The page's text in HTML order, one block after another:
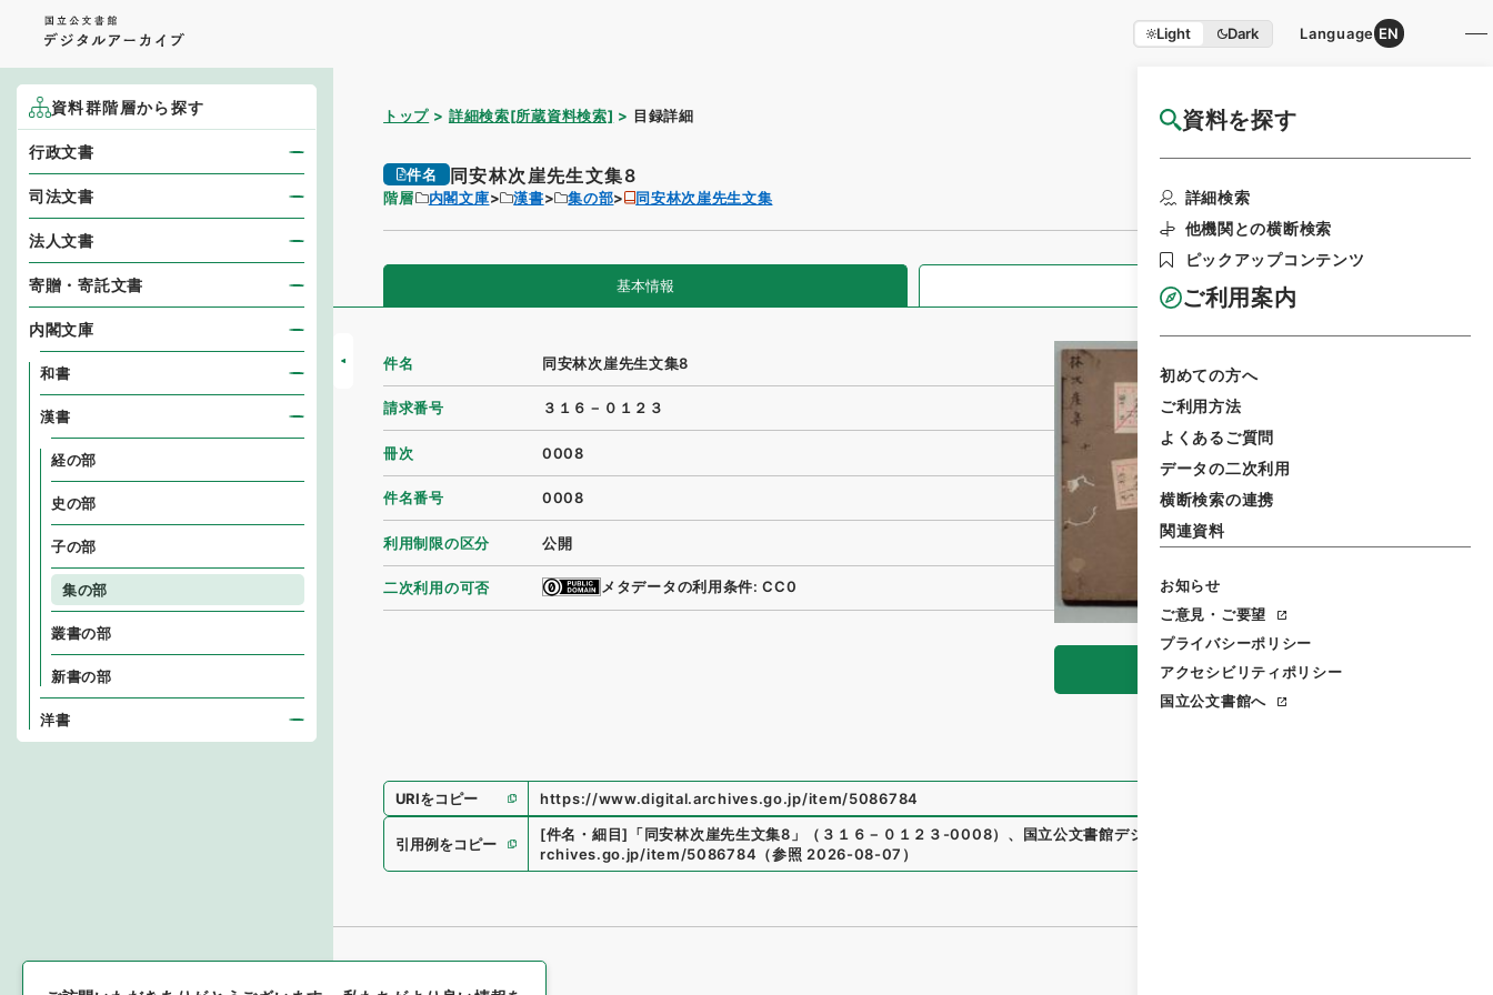
Light Dark Language EN
資料を探す
詳細検索
他機関との横断検索
ピックアップコンテンツ
ご利用案内
初めての方へ
ご利用方法
よくあるご質問
データの二次利用
横断検索の連携
関連資料
お知らせ
ご意見・ご要望
プライバシーポリシー
アクセシビリティポリシー
国立公文書館へ
トップ 詳細検索[所蔵資料検索] 目録詳細 国立公文書館HP利用案内
件名 同安林次崖先生文集8
階層 内閣文庫 漢書 集の部 同安林次崖先生文集
基本情報 全ての情報
閲覧
件名 同安林次崖先生文集8
請求番号 ３１６－０１２３
冊次 0008
件名番号 0008
利用制限の区分 公開
二次利用の可否 メタデータの利用条件: CC0
URIをコピー https://www.digital.archives.go.jp/item/5086784
引用例をコピー
[件名・細目] 「同安林次崖先生文集8 」 （ ３１６－０１２３-0008） 、 国立公文書館デジタルアーカイブ
rchives.go.jp/item/5086784 （参照 2026-08-07 ）
資料群階層から探す
行政文書
司法文書
法人文書
寄贈・寄託文書
内閣文庫
和書
漢書
経の部
史の部
子の部
集の部
叢書の部
新書の部
洋書